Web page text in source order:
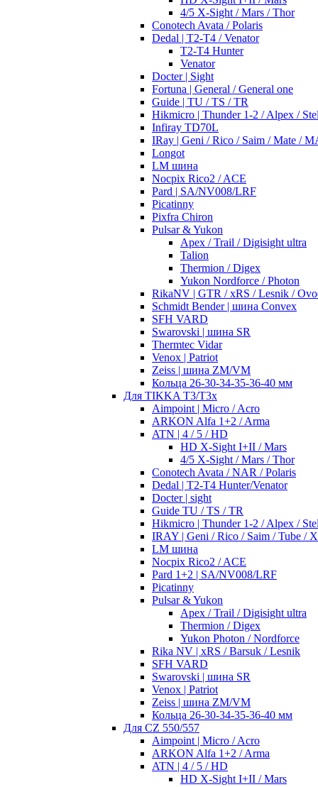
4/5 X-Sight / Mars / Thor
Conotech Avata / Polaris
Dedal | T2-T4 / Venator
T2-T4 Hunter
Venator
Docter | Sight
Fortuna | General / General one
Guide | TU / TS / TR
Hikmicro | Thunder 1-2 / Alpex /
Infiray TD70L
IRay | Geni / Rico / Saim / Mate /
Longot
LM шина
Nocpix Rico2 / ACE
Pard | SA/NV008/LRF
Picatinny
Pixfra Chiron
Pulsar & Yukon
Apex / Trail / Digisight ultra
Talion
Thermion / Digex
Yukon Nordforce / Photon
RikaNV | GTR / xRS / Lesnik /
Schmidt Bender | шина Convex
SFH VARD
Swarovski | шина SR
Thermtec Vidar
Venox | Patriot
Zeiss | шина ZM/VM
Кольца 26-30-34-35-36-40 мм
Для TIKKA T3/T3x
Aimpoint | Micro / Acro
ARKON Alfa 1+2 / Arma
ATN | 4 / 5 / HD
HD X-Sight I+II / Mars
4/5 X-Sight / Mars / Thor
Conotech Avata / NAR / Polaris
Dedal | T2-T4 Hunter/Venator
Docter | sight
Guide TU / TS / TR
Hikmicro | Thunder 1-2 / Alpex /
IRAY | Geni / Rico / Saim / Tube /
LM шина
Nocpix Rico2 / ACE
Pard 1+2 | SA/NV008/LRF
Picatinny
Pulsar & Yukon
Apex / Trail / Digisight ultra
Thermion / Digex
Yukon Photon / Nordforce
Rika NV | xRS / Barsuk / Lesnik
SFH VARD
Swarovski | шина SR
Venox | Patriot
Zeiss | шина ZM/VM
Кольца 26-30-34-35-36-40 мм
Для CZ 550/557
Aimpoint | Micro / Acro
ARKON Alfa 1+2 / Arma
ATN | 4 / 5 / HD
HD X-Sight I+II / Mars